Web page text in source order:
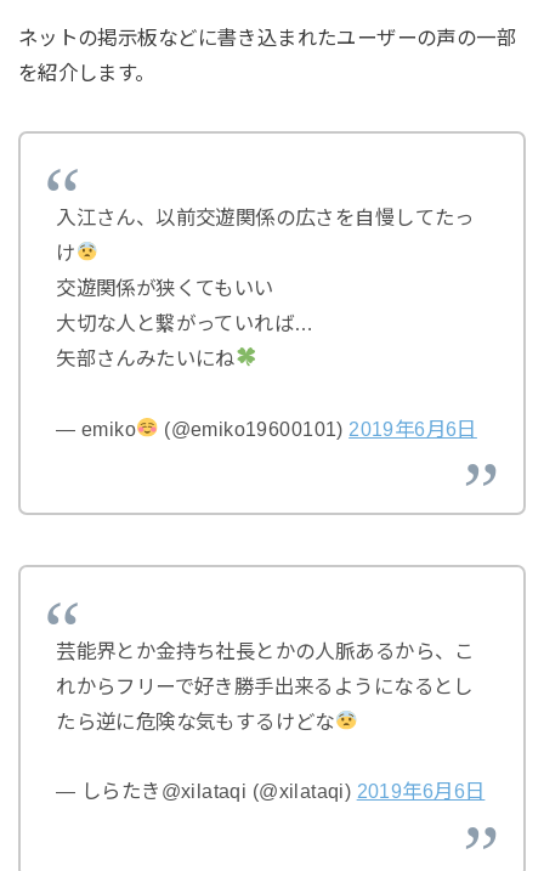
ネットの掲示板などに書き込まれたユーザーの声の一部
を紹介します。
入江さん、以前交遊関係の広さを自慢してたっ
け
交遊関係が狭くてもいい
大切な人と繋がっていれば…
矢部さんみたいにね
— emiko (@emiko19600101) 2019年6月6日
芸能界とか金持ち社長とかの人脈あるから、こ
れからフリーで好き勝手出来るようになるとし
たら逆に危険な気もするけどな
— しらたき@xilataqi (@xilataqi) 2019年6月6日